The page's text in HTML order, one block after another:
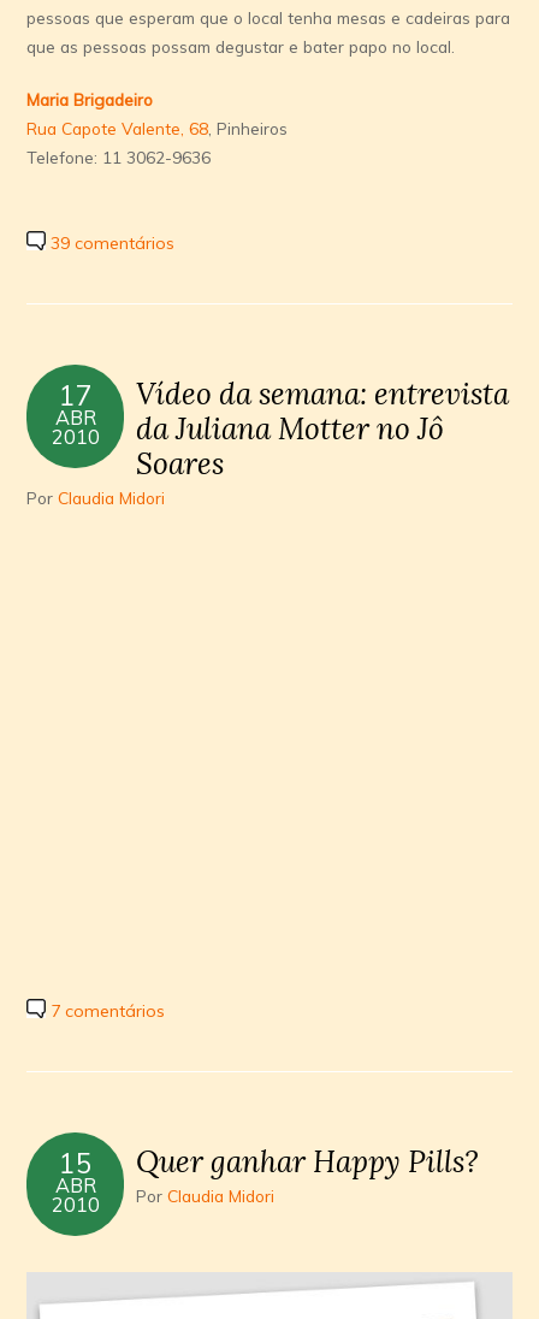
pessoas que esperam que o local tenha mesas e cadeiras para
que as pessoas possam degustar e bater papo no local.
Maria Brigadeiro
Rua Capote Valente, 68 , Pinheiros
Telefone: 11 3062-9636
39 comentários
17
ABR
2010
Ví­deo da semana: entrevista
da Juliana Motter no Jô
Soares
PorClaudia Midori
7 comentários
15
ABR
2010
Quer ganhar Happy Pills?
PorClaudia Midori